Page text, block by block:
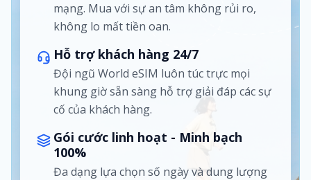
mạng. Mua với sự an tâm không rủi ro,
không lo mất tiền oan.
Hỗ trợ khách hàng 24/7
Đội ngũ World eSIM luôn túc trực mọi
khung giờ sẵn sàng hỗ trợ giải đáp các sự
cố của khách hàng.
Gói cước linh hoạt - Minh bạch
100%
Đa dạng lựa chọn số ngày và dung lượng